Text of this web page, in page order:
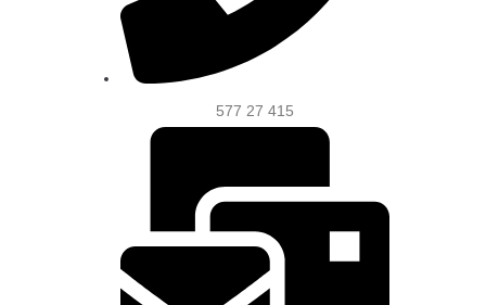
577 27 415